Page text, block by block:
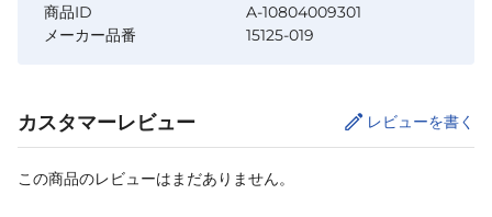
商品ID
A-10804009301
メーカー品番
15125-019
カスタマーレビュー レビューを書く
この商品のレビューはまだありません。